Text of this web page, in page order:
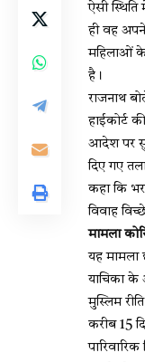
ऐसी
ही वह
महिलाओं के
है।
राजनाथ
हाईकोर्ट
आदेश पर
दिए गए
कहा कि
विवाह
मामला
यह मामला
याचिका के
मुस्लिम
करीब 15